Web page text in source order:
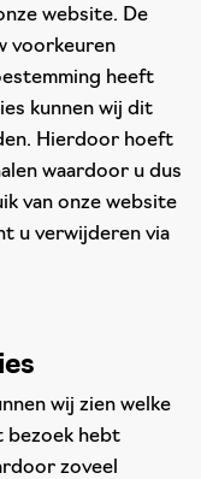
website. De
voorkeuren
heeft
kunnen wij dit
Hierdoor hoeft
waardoor u dus
van onze website
u verwijderen via
wij zien welke
bezoek hebt
zoveel